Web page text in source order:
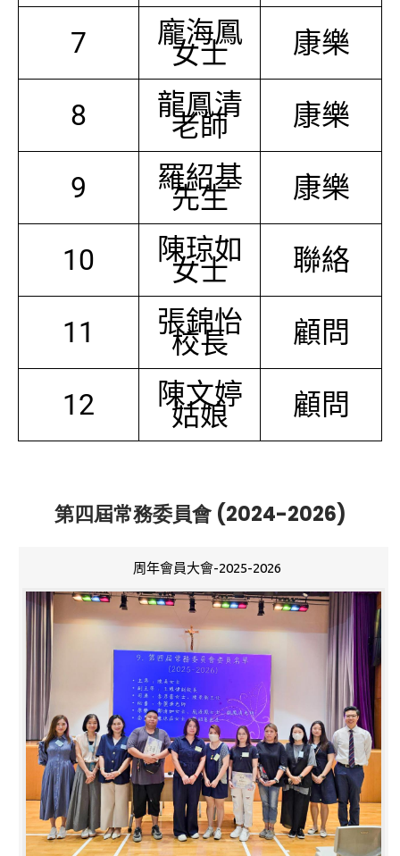
7 龐海鳳
女士 康樂
8 龍鳳清
老師 康樂
9 羅紹基
先生 康樂
10 陳琼如
女士 聯絡
11 張錦怡
校長 顧問
12 陳文婷
姑娘 顧問
第四屆常務委員會 (2024-2026)
周年會員大會-2025-2026